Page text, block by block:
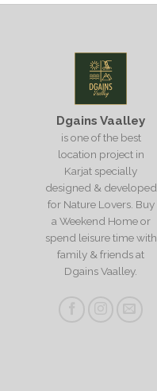
Dgains Vaalley
is one of the best
location project in
Karjat specially
designed & developed
for Nature Lovers. Buy
a Weekend Home or
spend leisure time with
family & friends at
Dgains Vaalley.